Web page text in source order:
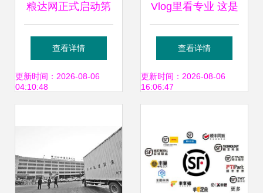
粮达网正式启动第
四方物流多式联运
业务，打造全供应
查看详情
更新时间：2026-08-06
04:10:48
Vlog里看专业 这是
不是你每天的样
子？多式联运服务
查看详情
更新时间：2026-08-06
16:06:47